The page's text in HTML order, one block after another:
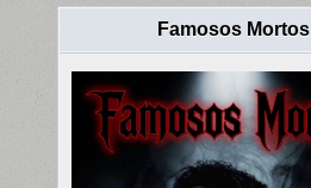
Famosos Mortos